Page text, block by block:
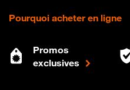
Pourquoi acheter en ligne
Promos
exclusives